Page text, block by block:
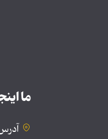
ما